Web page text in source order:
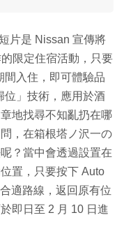
片是 Nissan 宣傳將
限定住宿活動，只要
間入住，即可體驗品
位」技術，應用於酒
地找尋不知亂扔在哪
，在箱根塔ノ沢一の
？當中會透過設置在
置，只要按下 Auto
適路線，返回原有位
即日至 2 月 10 日進